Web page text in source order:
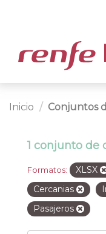
Inicio Conjuntos
1 conjunto de
Formatos: XLSX
Cercanias
Pasajeros